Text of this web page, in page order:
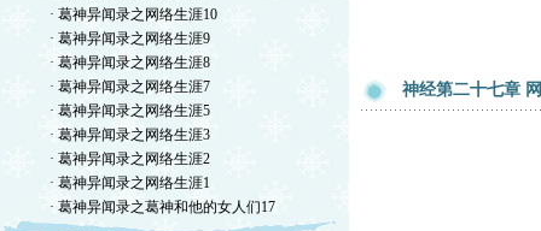
· 葛神异闻录之网络生涯10
· 葛神异闻录之网络生涯9
· 葛神异闻录之网络生涯8
· 葛神异闻录之网络生涯7
· 葛神异闻录之网络生涯5
· 葛神异闻录之网络生涯3
· 葛神异闻录之网络生涯2
· 葛神异闻录之网络生涯1
· 葛神异闻录之葛神和他的女人们17
神经第二十七章